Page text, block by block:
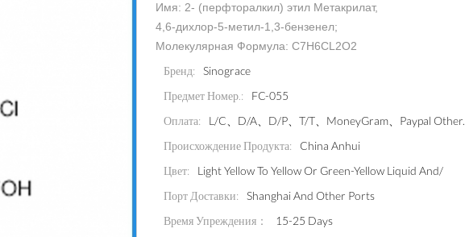
Имя: 2- (перфторалкил) этил Метакрилат,
4,6-дихлор-5-метил-1,3-бензенел;
Молекулярная Формула: C7H6CL2O2
Бренд:
Sinograce
Предмет Номер.:
FC-055
Оплата:
L/C、D/A、D/P、T/T、MoneyGram、Paypal Other.
Происхождение Продукта:
China Anhui
Цвет:
Light Yellow To Yellow Or Green-Yellow Liquid And/
Порт Доставки:
Shanghai And Other Ports
Время Упреждения：
15-25 Days